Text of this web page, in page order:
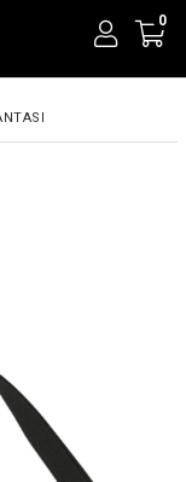
0